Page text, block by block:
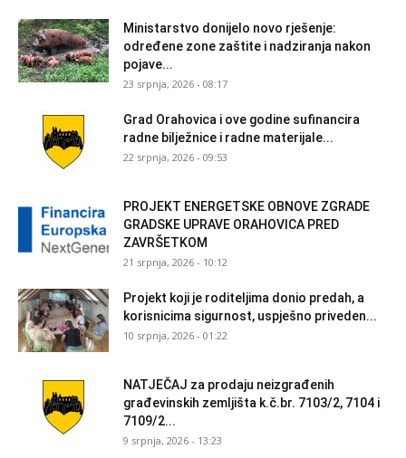
Ministarstvo donijelo novo rješenje:
određene zone zaštite i nadziranja nakon
pojave...
23 srpnja, 2026 - 08:17
Grad Orahovica i ove godine sufinancira
radne bilježnice i radne materijale...
22 srpnja, 2026 - 09:53
PROJEKT ENERGETSKE OBNOVE ZGRADE
GRADSKE UPRAVE ORAHOVICA PRED
ZAVRŠETKOM
21 srpnja, 2026 - 10:12
Projekt koji je roditeljima donio predah, a
korisnicima sigurnost, uspješno priveden...
10 srpnja, 2026 - 01:22
NATJEČAJ za prodaju neizgrađenih
građevinskih zemljišta k.č.br. 7103/2, 7104 i
7109/2...
9 srpnja, 2026 - 13:23